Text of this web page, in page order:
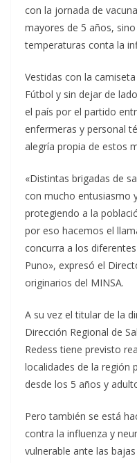
con la jornada de
mayores de 5 años,
temperaturas conta la
Vestidas con la
Fútbol y sin dejar de
el país por el partido
enfermeras y personal
alegría propia de estos
«Distintas brigadas de
con mucho entusiasmo
protegiendo a la
por eso hacemos el
concurra a los
Puno», expresó el
originarios del MINSA.
A su vez el titular de la
Dirección Regional de
Redess tiene previsto
localidades de la región
desde los 5 años y
Pero también se está
contra la influenza y
vulnerable ante las